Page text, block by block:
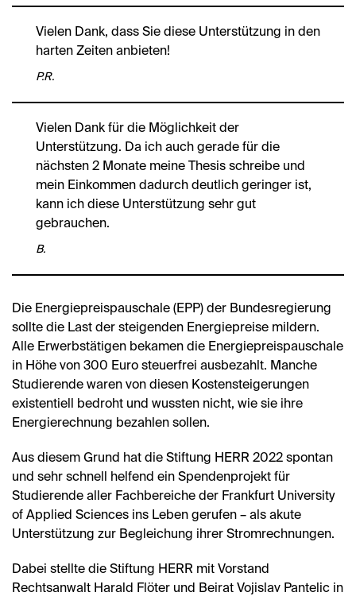
Vielen Dank, dass Sie diese Unterstützung in den
harten Zeiten anbieten!
P.R.
Vielen Dank für die Möglichkeit der
Unterstützung. Da ich auch gerade für die
nächsten 2 Monate meine Thesis schreibe und
mein Einkommen dadurch deutlich geringer ist,
kann ich diese Unterstützung sehr gut
gebrauchen.
B.
Die Energiepreispauschale (EPP) der Bundesregierung
sollte die Last der steigenden Energiepreise mildern.
Alle Erwerbstätigen bekamen die Energiepreispauschale
in Höhe von 300 Euro steuerfrei ausbezahlt. Manche
Studierende waren von diesen Kostensteigerungen
existentiell bedroht und wussten nicht, wie sie ihre
Energierechnung bezahlen sollen.
Aus diesem Grund hat die Stiftung HERR 2022 spontan
und sehr schnell helfend ein Spendenprojekt für
Studierende aller Fachbereiche der Frankfurt University
of Applied Sciences ins Leben gerufen – als akute
Unterstützung zur Begleichung ihrer Stromrechnungen.
Dabei stellte die Stiftung HERR mit Vorstand
Rechtsanwalt Harald Flöter und Beirat Vojislav Pantelic in